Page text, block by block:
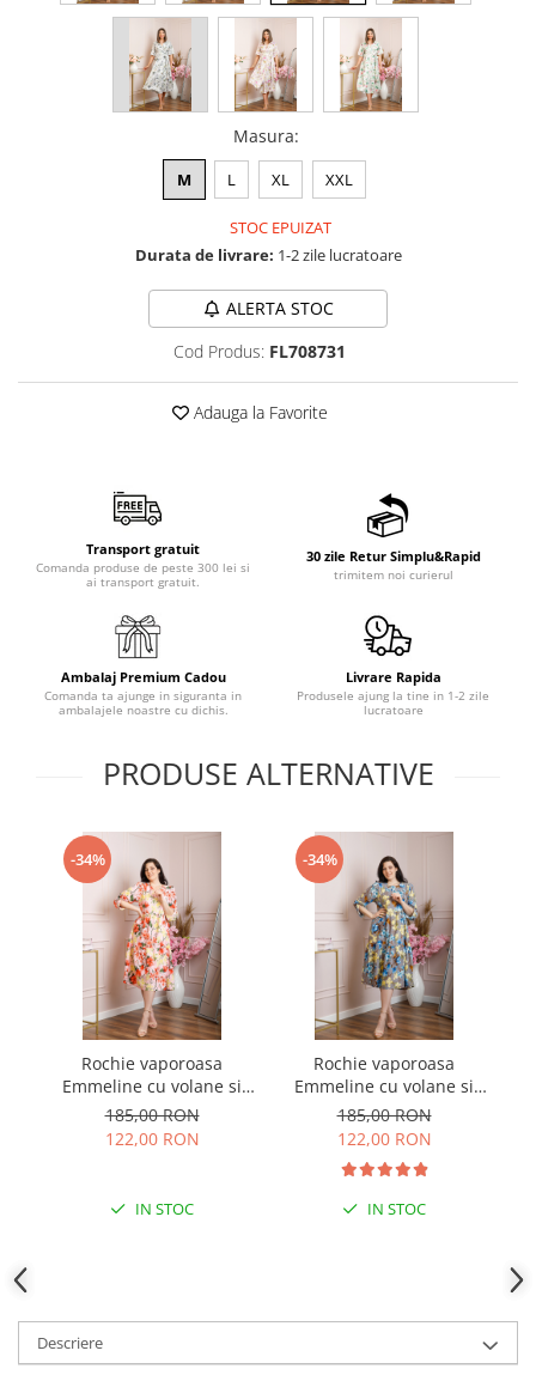
Masura:
M L XL XXL
STOC EPUIZAT
Durata de livrare: 1-2 zile lucratoare
ALERTA STOC
Cod Produs: FL708731
Adauga la Favorite
Transport gratuit
Comanda produse de peste 300 lei si
ai transport gratuit.
30 zile Retur Simplu&Rapid
trimitem noi curierul
Ambalaj Premium Cadou
Comanda ta ajunge in siguranta in
ambalajele noastre cu dichis.
Livrare Rapida
Produsele ajung la tine in 1-2 zile
lucratoare
PRODUSE ALTERNATIVE
-34%
Rochie vaporoasa
Emmeline cu volane si
imprimeuri florale - Roz
pastel
185,00 RON
122,00 RON
IN STOC
-34%
Rochie vaporoasa
Emmeline cu volane si
imprimeuri florale - Gri
185,00 RON
122,00 RON
IN STOC
Descriere